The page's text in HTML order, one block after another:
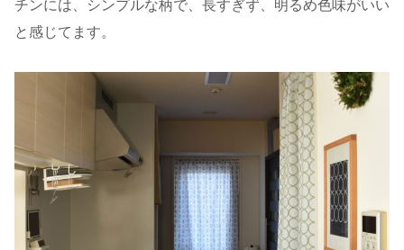
チンには、シンプルな柄で、長すぎず、明るめ色味がいい
と感じてます。